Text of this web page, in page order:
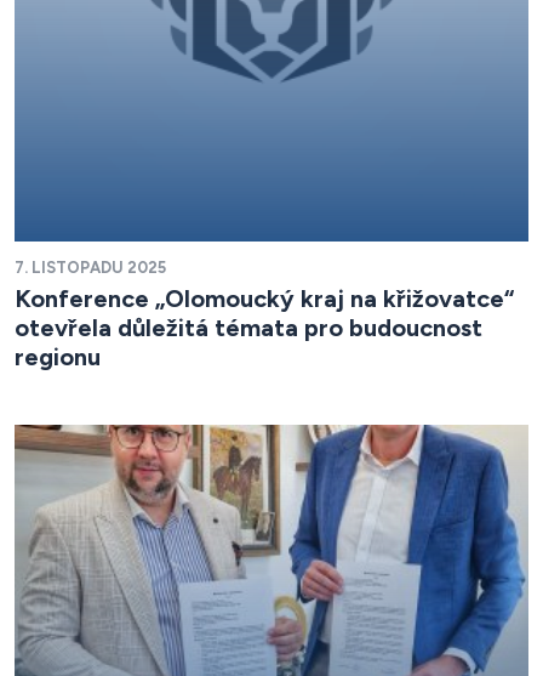
7. LISTOPADU 2025
Konference „Olomoucký kraj na křižovatce“
otevřela důležitá témata pro budoucnost
regionu